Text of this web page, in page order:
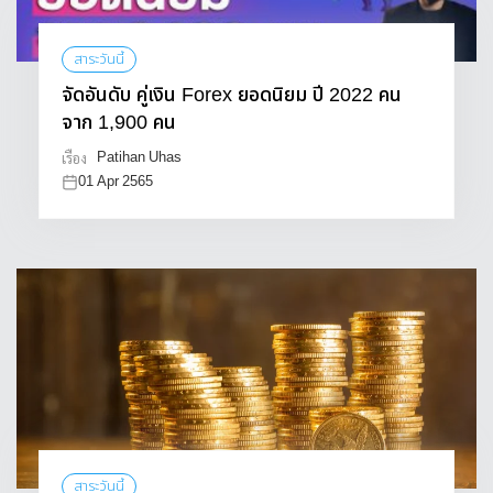
สาระวันนี้
จัดอันดับ คู่เงิน Forex ยอดนิยม ปี 2022 คน
จาก 1,900 คน
เรื่อง
Patihan Uhas
01 Apr 2565
สาระวันนี้